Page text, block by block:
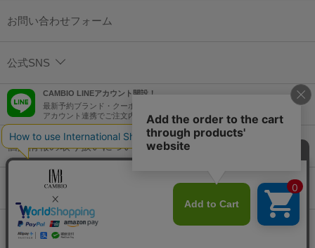
お問い合わせフォーム
公式SNS
CAMBIO LINEアカウント開設！
最新予約ブランド・クーポン情報などを配信！
アカウント連携でご注文内容をLINEでも確認可能！
個人情報の取り扱いについて
特定商取引法に基づく表示
コーポレートサイト